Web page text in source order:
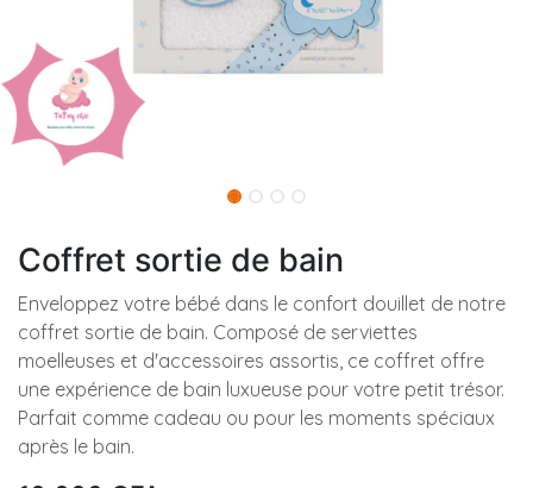
Coffret sortie de bain
Enveloppez votre bébé dans le confort douillet de notre
coffret sortie de bain. Composé de serviettes
moelleuses et d'accessoires assortis, ce coffret offre
une expérience de bain luxueuse pour votre petit trésor.
Parfait comme cadeau ou pour les moments spéciaux
après le bain.